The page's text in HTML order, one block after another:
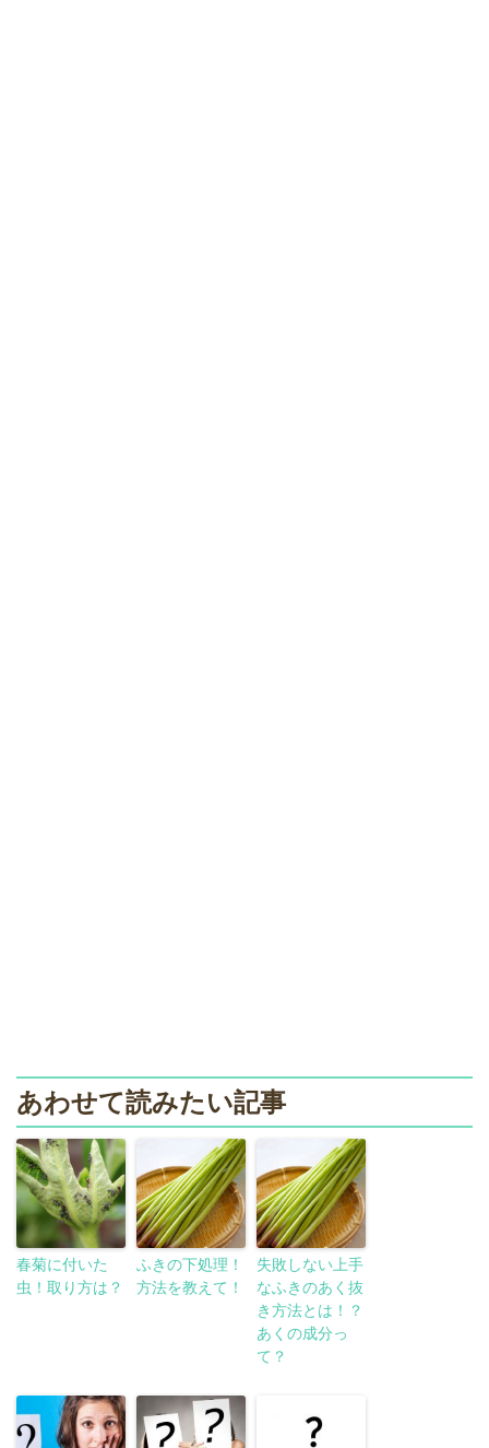
あわせて読みたい記事
春菊に付いた
虫！取り方は？
ふきの下処理！
方法を教えて！
失敗しない上手
なふきのあく抜
き方法とは！？
あくの成分っ
て？